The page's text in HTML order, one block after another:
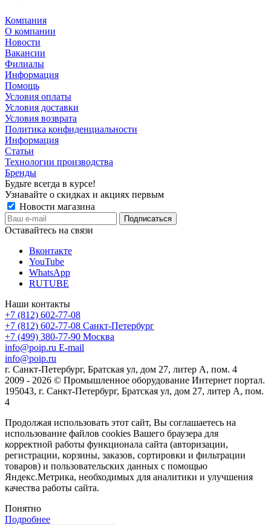
Компания
О компании
Новости
Вакансии
Филиалы
Информация
Помощь
Условия оплаты
Условия доставки
Условия возврата
Политика конфиденциальности
Информация
Статьи
Технологии производства
Бренды
Будьте всегда в курсе!
Узнавайте о скидках и акциях первым
Новости магазина
Оставайтесь на связи
Вконтакте
YouTube
WhatsApp
RUTUBE
Наши контакты
+7 (812) 602-77-08
+7 (812) 602-77-08 Санкт-Петербург
+7 (499) 380-77-90 Москва
info@poip.ru E-mail
info@poip.ru
г. Санкт-Петербург, Братская ул, дом 27, литер А, пом. 4
2009 - 2026 © Промышленное оборудование Интернет портал.
195043, г. Санкт-Петербург, Братская ул, дом 27, литер А, пом.
4
Продолжая использовать этот сайт, Вы соглашаетесь на
использование файлов cookies Вашего браузера для
корректной работы функционала сайта (авторизации,
регистрации, корзины, заказов, сортировки и фильтрации
товаров) и пользовательских данных с помощью
Яндекс.Метрика, необходимых для аналитики и улучшения
качества работы сайта.
Понятно
Подробнее